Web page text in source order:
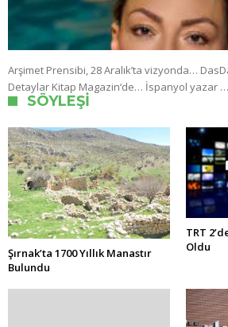
Arşimet Prensibi, 28 Aralık’ta vizyonda…
Detaylar Kitap Magazin‘de… İspanyol yazar …
SÖYLEŞI
Şırnak’ta 1700 Yıllık Manastır
Bulundu
TRT
Oldu